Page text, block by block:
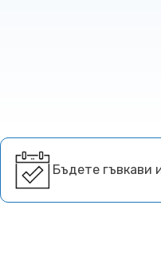
Бъдете гъвкави